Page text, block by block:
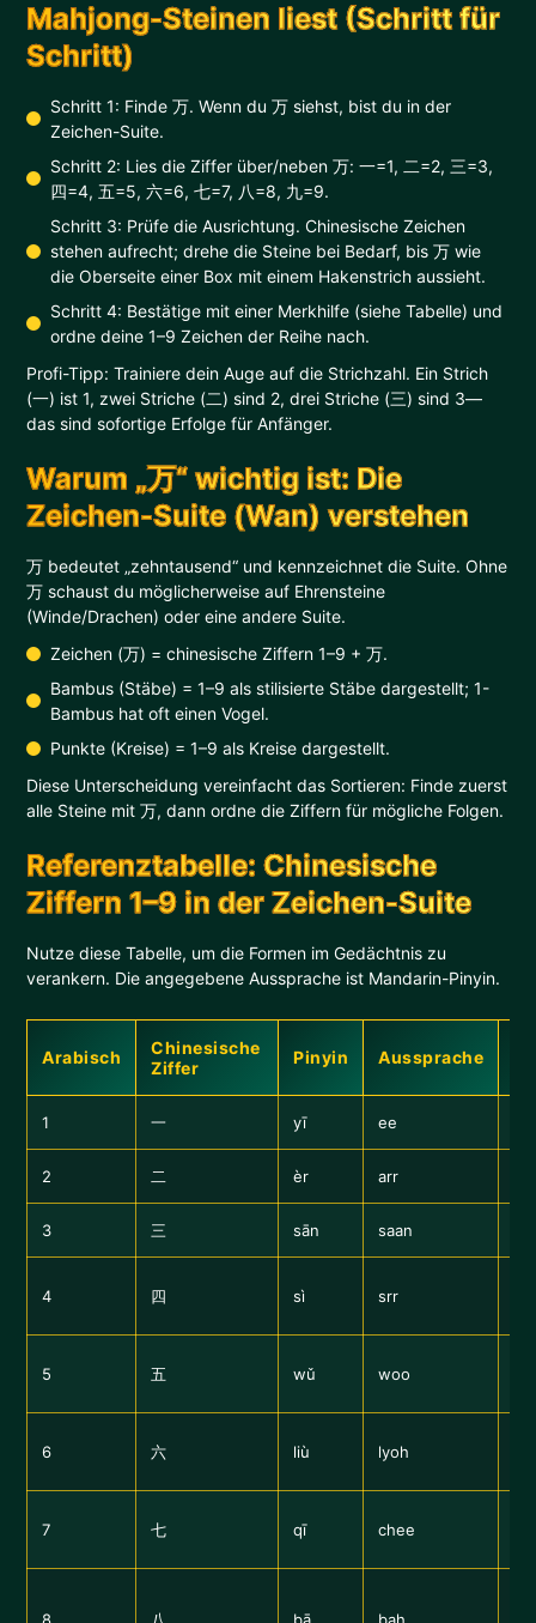
Mahjong-Steinen liest (Schritt für
Schritt)
Schritt 1: Finde 万. Wenn du 万 siehst, bist du in der
Zeichen-Suite.
Schritt 2: Lies die Ziffer über/neben 万: 一=1, 二=2, 三=3,
四=4, 五=5, 六=6, 七=7, 八=8, 九=9.
Schritt 3: Prüfe die Ausrichtung. Chinesische Zeichen
stehen aufrecht; drehe die Steine bei Bedarf, bis 万 wie
die Oberseite einer Box mit einem Hakenstrich aussieht.
Schritt 4: Bestätige mit einer Merkhilfe (siehe Tabelle) und
ordne deine 1–9 Zeichen der Reihe nach.
Profi-Tipp: Trainiere dein Auge auf die Strichzahl. Ein Strich
(一) ist 1, zwei Striche (二) sind 2, drei Striche (三) sind 3—
das sind sofortige Erfolge für Anfänger.
Warum „万“ wichtig ist: Die
Zeichen-Suite (Wan) verstehen
万 bedeutet „zehntausend“ und kennzeichnet die Suite. Ohne
万 schaust du möglicherweise auf Ehrensteine
(Winde/Drachen) oder eine andere Suite.
Zeichen (万) = chinesische Ziffern 1–9 + 万.
Bambus (Stäbe) = 1–9 als stilisierte Stäbe dargestellt; 1-
Bambus hat oft einen Vogel.
Punkte (Kreise) = 1–9 als Kreise dargestellt.
Diese Unterscheidung vereinfacht das Sortieren: Finde zuerst
alle Steine mit 万, dann ordne die Ziffern für mögliche Folgen.
Referenztabelle: Chinesische
Ziffern 1–9 in der Zeichen-Suite
Nutze diese Tabelle, um die Formen im Gedächtnis zu
verankern. Die angegebene Aussprache ist Mandarin-Pinyin.
Arabisch
Chinesische
Ziffer
Pinyin Aussprache
1 一 yī ee
2 二 èr arr
3 三 sān saan
4 四 sì srr
5 五 wǔ woo
6 六 liù lyoh
7 七 qī chee